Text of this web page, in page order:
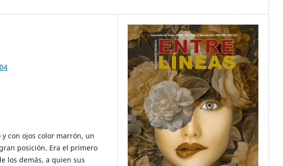
con ojos color marrón, un
posición. Era el primero
los demás, a quien sus